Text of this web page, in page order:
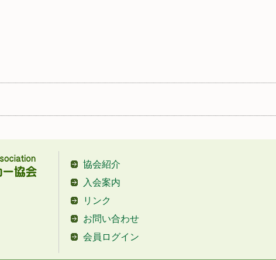
協会紹介
入会案内
リンク
お問い合わせ
会員ログイン